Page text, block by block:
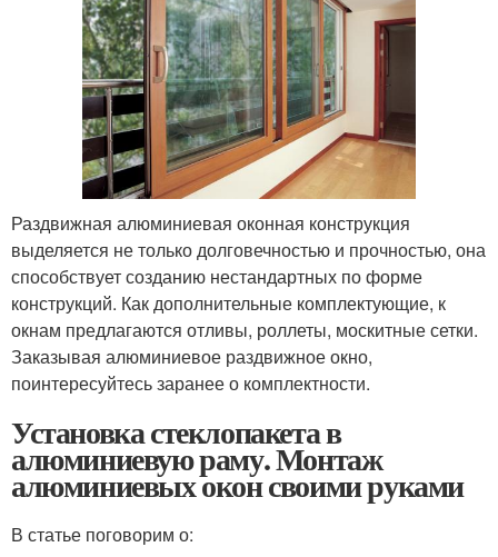
Раздвижная алюминиевая оконная конструкция
выделяется не только долговечностью и прочностью, она
способствует созданию нестандартных по форме
конструкций. Как дополнительные комплектующие, к
окнам предлагаются отливы, роллеты, москитные сетки.
Заказывая алюминиевое раздвижное окно,
поинтересуйтесь заранее о комплектности.
Установка стеклопакета в
алюминиевую раму. Монтаж
алюминиевых окон своими руками
В статье поговорим о: